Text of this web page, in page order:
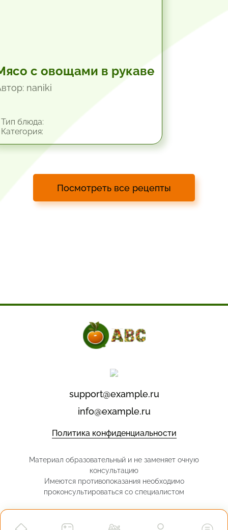
с овощами в рукаве
naniki
блюда:
Посмотреть все рецепты
support@example.ru
info@example.ru
Политика конфиденциальности
Материал образовательный и не заменяет очную
консультацию
Имеются противопоказания необходимо
проконсультироваться со специалистом